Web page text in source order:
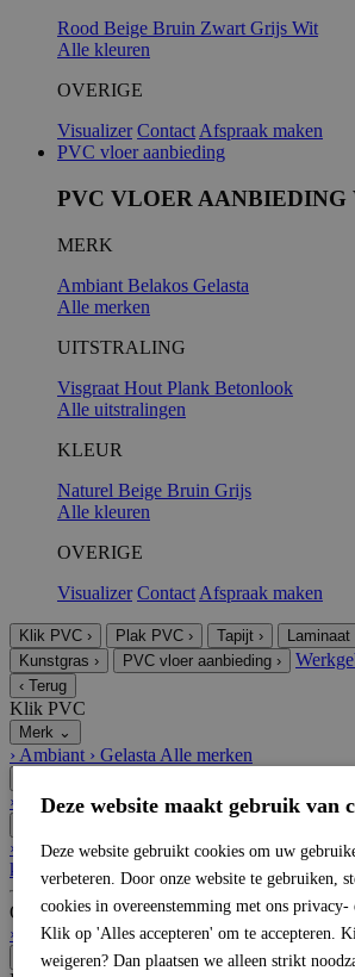
Rood Beige Bruin Zwart Grijs Wit
Alle kleuren
OVERIGE
Visualizer Contact Afspraak maken
PVC vloer aanbieding
PVC VLOER AANBIEDING
MERK
Ambiant Belakos Gelasta
Alle merken
UITSTRALING
Visgraat Hout Plank Betonlook
Alle uitstralingen
KLEUR
Naturel Beige Bruin Grijs
Alle kleuren
OVERIGE
Visualizer Contact Afspraak maken
Klik PVC › Plak PVC › Tapijt › Laminaat
Kunstgras › PVC vloer aanbieding ›
‹ Terug
Klik PVC
Merk ⌄
› Ambiant › Gelasta Alle merken
› Tegel › Plank › Visgraat › BetonlookAlle
› Grijs › Naturel › Bruin › Taupe ›Antraciet ›
kleuren
Overige
›
Visualizer › Contact ›Afspraak maken
Terug
Deze website maakt gebruik van
Deze website gebruikt cookies om uw
verbeteren. Door onze website te gebruiken,
cookies in overeenstemming met ons
Klik op 'Alles accepteren' om te accepteren.
weigeren? Dan plaatsen we alleen strikt